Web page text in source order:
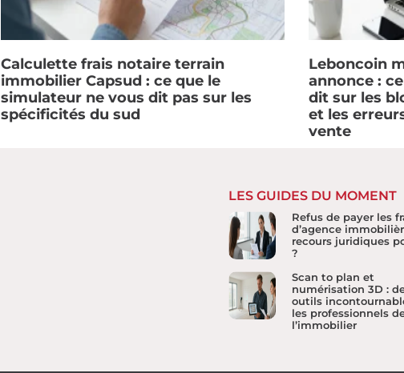
Calculette frais notaire terrain
immobilier Capsud : ce que le
simulateur ne vous dit pas sur les
spécificités du sud
Leboncoin
annonce :
dit sur les
et les
vente
LES GUIDES DU MOMENT
Refus de payer les
d’agence
recours juridiques
?
Scan to plan et
numérisation 3D :
outils
les professionnels
l’immobilier